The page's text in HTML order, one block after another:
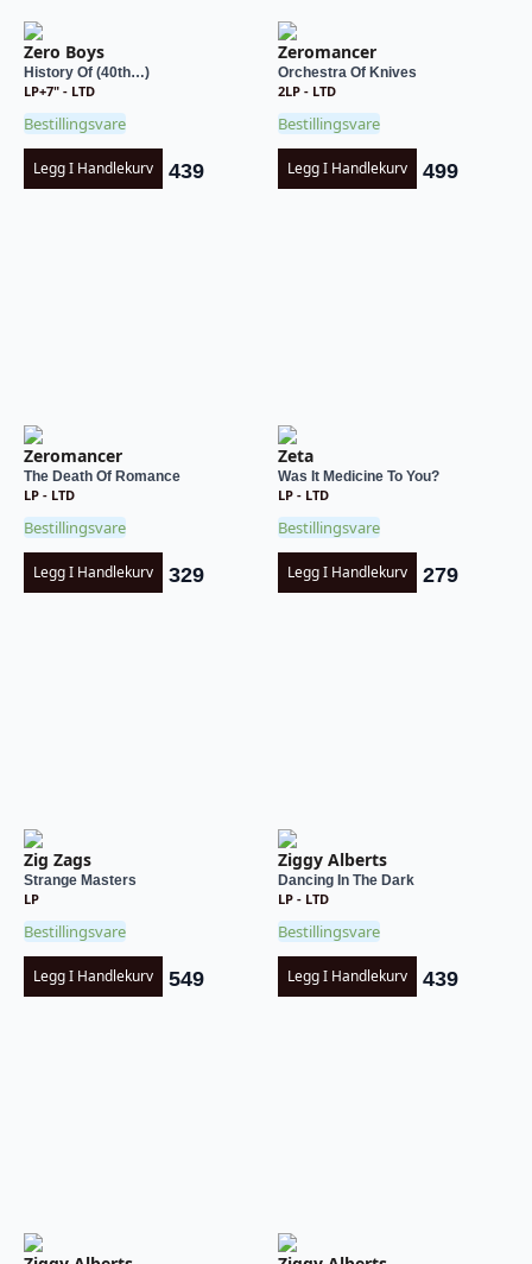
Zero Boys
History Of (40th…)
LP+7" - LTD
Bestillingsvare
Legg I Handlekurv 439
Zeromancer
Orchestra Of Knives
2LP - LTD
Bestillingsvare
Legg I Handlekurv 499
Zeromancer
The Death Of Romance
LP - LTD
Bestillingsvare
Legg I Handlekurv 329
Zeta
Was It Medicine To You?
LP - LTD
Bestillingsvare
Legg I Handlekurv 279
Zig Zags
Strange Masters
LP
Bestillingsvare
Legg I Handlekurv 549
Ziggy Alberts
Dancing In The Dark
LP - LTD
Bestillingsvare
Legg I Handlekurv 439